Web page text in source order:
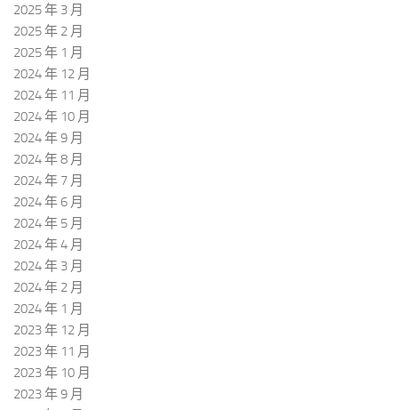
2025 年 3 月
2025 年 2 月
2025 年 1 月
2024 年 12 月
2024 年 11 月
2024 年 10 月
2024 年 9 月
2024 年 8 月
2024 年 7 月
2024 年 6 月
2024 年 5 月
2024 年 4 月
2024 年 3 月
2024 年 2 月
2024 年 1 月
2023 年 12 月
2023 年 11 月
2023 年 10 月
2023 年 9 月